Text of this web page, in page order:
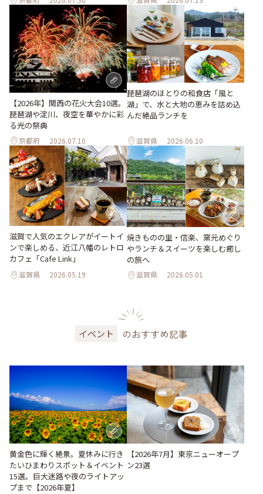
【2026年】関西の花火大会10選。
琵琶湖や淀川、夜空を華やかに彩
る光の祭典
京都府 2026.07.10
琵琶湖のほとりの和食店「風と
湖」で、水と大地の恵みを詰め込
んだ絶品ランチを
滋賀県 2026.06.10
滋賀で人気のエクレアがイートイ
ンで楽しめる、近江八幡のレトロ
カフェ「Cafe Link」
滋賀県 2026.05.19
焼きものの里・信楽、窯元めぐり
やランチ＆スイーツを楽しむ癒し
の旅へ
滋賀県 2026.05.01
イベント のおすすめ記事
黄金色に輝く絶景。夏休みに行き
たいひまわりスポット＆イベント
15選。巨大迷路や夜のライトアッ
プまで【2026年夏】
【2026年7月】東京ニューオープ
ン23選